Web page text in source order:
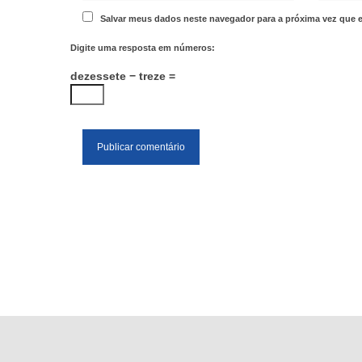
Salvar meus dados neste navegador para a próxima vez que
Digite uma resposta em números:
dezessete − treze =